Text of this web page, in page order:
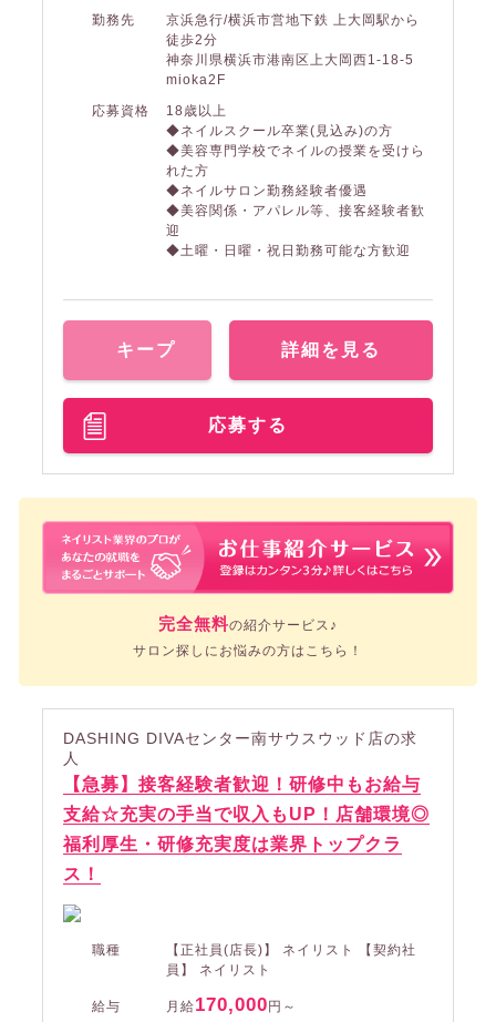
勤務先
京浜急行/横浜市営地下鉄 上大岡駅から
徒歩2分
神奈川県横浜市港南区上大岡西1-18-5
mioka2F
応募資格
18歳以上
◆ネイルスクール卒業(見込み)の方
◆美容専門学校でネイルの授業を受けら
れた方
◆ネイルサロン勤務経験者優遇
◆美容関係・アパレル等、接客経験者歓
迎
◆土曜・日曜・祝日勤務可能な方歓迎
キープ 詳細を見る
応募する
完全無料の紹介サービス♪
サロン探しにお悩みの方はこちら！
DASHING DIVAセンター南サウスウッド店の求
人
【急募】接客経験者歓迎！研修中もお給与
支給☆充実の手当で収入もUP！店舗環境◎
福利厚生・研修充実度は業界トップクラ
ス！
職種
【正社員(店長)】 ネイリスト 【契約社
員】 ネイリスト
給与 月給170,000 円～